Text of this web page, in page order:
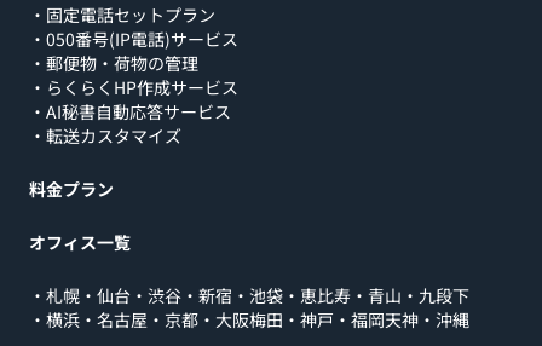
・ 固定電話セットプラン
・ 050番号(IP電話)サービス
・ 郵便物・荷物の管理
・ らくらくHP作成サービス
・ AI秘書自動応答サービス
・ 転送カスタマイズ
料金プラン
オフィス一覧
・ 札幌 ・ 仙台 ・ 渋谷 ・ 新宿 ・ 池袋 ・ 恵比寿 ・ 青山 ・ 九段下
・ 横浜 ・ 名古屋 ・ 京都 ・ 大阪梅田 ・ 神戸 ・ 福岡天神 ・ 沖縄